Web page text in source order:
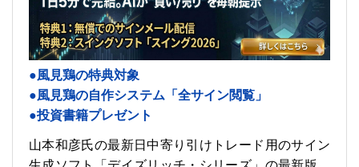
●風見鶏の特典対象
●風見鶏の自作システム「全サイン閲覧」
●投資書籍プレゼント
山本和彦氏の最新日中寄り引けトレード用のサイン